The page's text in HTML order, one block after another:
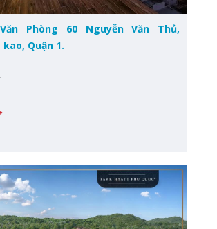
Phòng 60 Nguyễn Văn Thủ,
Quận 1.